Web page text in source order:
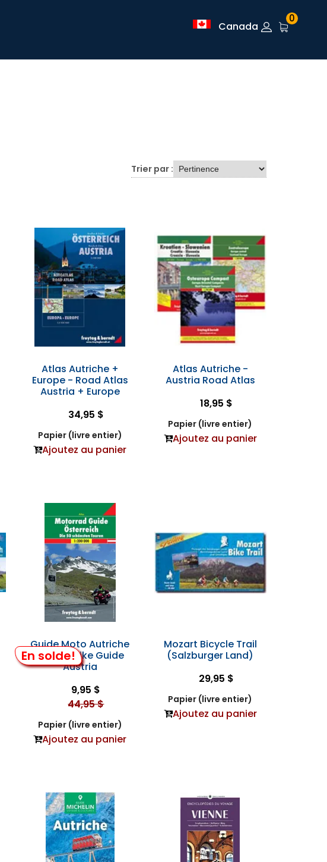
Canada
0
Trier par :
Atlas Autriche +
Europe - Road Atlas
Austria + Europe
34,95 $
Papier (livre entier)
Ajoutez au panier
Atlas Autriche -
Austria Road Atlas
18,95 $
Papier (livre entier)
Ajoutez au panier
En solde!
Guide Moto Autriche
- Motorbike Guide
Austria
9,95 $
44,95 $
Papier (livre entier)
Ajoutez au panier
Mozart Bicycle Trail
(Salzburger Land)
29,95 $
Papier (livre entier)
Ajoutez au panier